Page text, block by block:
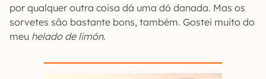
por qualquer outra coisa dá uma dó danada. Mas os
sorvetes são bastante bons, também. Gostei muito do
meu helado de limón.